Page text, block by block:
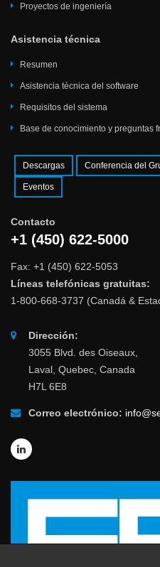
Proyectos de ingeniería
Asistencia técnica
Resumen
Asistencia técnica del software
Requisitos del sistema
Base de conocimiento y preguntas
Descargas Conferencia del
Eventos
Contacto
+1 (450) 622-5000
Fax: +1 (450) 622-5053
Líneas telefónicas gratuitas:
1-800-668-3737 (Canadá &
Dirección:
3055 Blvd. des Oiseaux,
Laval, Quebec, Canada
H7L 6E8
Correo electrónico: